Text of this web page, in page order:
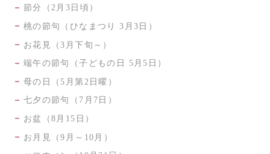
節分（2月3日頃）
桃の節句（ひなまつり 3月3日）
お花見（3月下旬～）
端午の節句（子どもの日 5月5日）
母の日（5月第2日曜）
七夕の節句（7月7日）
お盆（8月15日）
お月見（9月～10月）